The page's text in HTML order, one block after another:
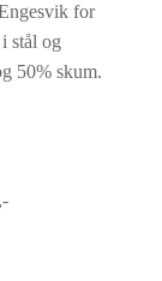
for
stål og
50% skum.